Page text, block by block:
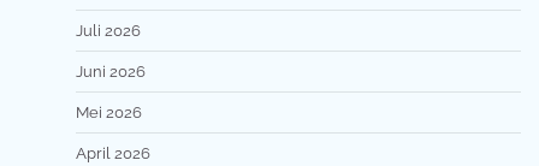
Juli 2026
Juni 2026
Mei 2026
April 2026